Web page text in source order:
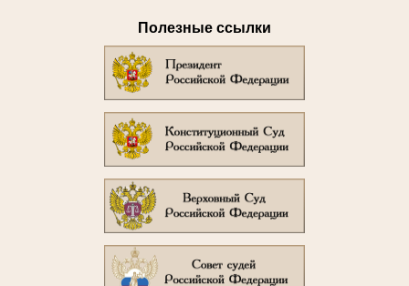
Полезные ссылки